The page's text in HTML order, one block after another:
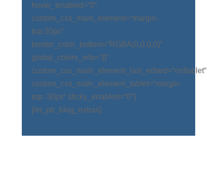
hover_enabled=“0″
custom_css_main_element=“margin-
top:30px“
border_color_bottom=“RGBA(0,0,0,0)“
global_colors_info=“{}“
custom_css_main_element_last_edited=“on|tablet“
custom_css_main_element_tablet=“margin-
top:-30px“ sticky_enabled=“0″]
[/et_pb_blog_extras]